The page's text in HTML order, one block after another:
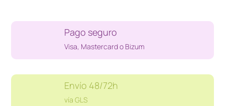
cantidad
Pago seguro
Visa, Mastercard o Bizum
Envío 48/72h
vía GLS